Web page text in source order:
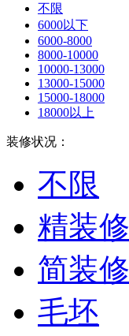
不限
6000以下
6000-8000
8000-10000
10000-13000
13000-15000
15000-18000
18000以上
装修状况：
不限
精装修
简装修
毛坯